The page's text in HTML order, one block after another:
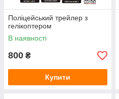
Поліцейський трейлер з
гелікоптером
В наявності
800 ₴
Купити